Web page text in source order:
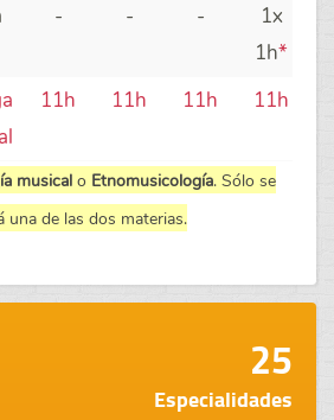
- - -
1x
1h*
11h 11h 11h 11h
musicalo Etnomusicología. Sólo se
una de las dos materias.
25
Especialidades